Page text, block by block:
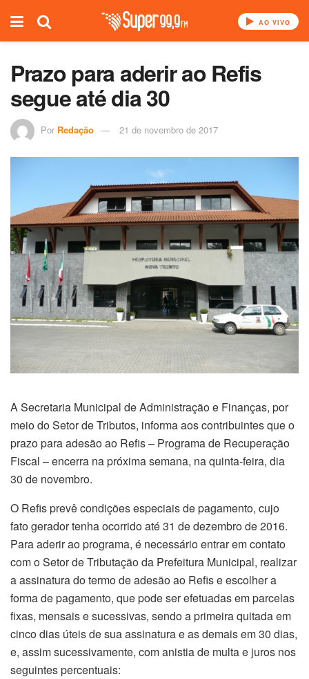
AO VIVO
Prazo para aderir ao Refis
segue até dia 30
Por Redação 21 de novembro de 2017
A Secretaria Municipal de Administração e Finanças, por
meio do Setor de Tributos, informa aos contribuintes que o
prazo para adesão ao Refis – Programa de Recuperação
Fiscal – encerra na próxima semana, na quinta-feira, dia
30 de novembro.
O Refis prevê condições especiais de pagamento, cujo
fato gerador tenha ocorrido até 31 de dezembro de 2016.
Para aderir ao programa, é necessário entrar em contato
com o Setor de Tributação da Prefeitura Municipal, realizar
a assinatura do termo de adesão ao Refis e escolher a
forma de pagamento, que pode ser efetuadas em parcelas
fixas, mensais e sucessivas, sendo a primeira quitada em
cinco dias úteis de sua assinatura e as demais em 30 dias,
e, assim sucessivamente, com anistia de multa e juros nos
seguintes percentuais: